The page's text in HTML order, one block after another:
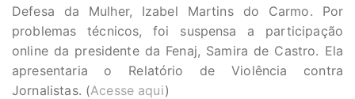
Defesa da Mulher, Izabel Martins do Carmo. Por
problemas técnicos, foi suspensa a participação
online da presidente da Fenaj, Samira de Castro. Ela
apresentaria o Relatório de Violência contra
Jornalistas. (Acesse aqui)